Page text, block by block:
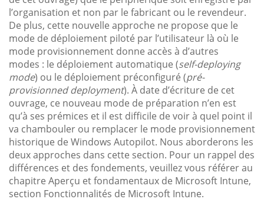
l’organisation et non par le fabricant ou le revendeur.
De plus, cette nouvelle approche ne propose que le
mode de déploiement piloté par l’utilisateur là où le
mode provisionnement donne accès à d’autres
modes : le déploiement automatique (self-deploying
mode) ou le déploiement préconfiguré (pré-
provisionned deployment). À date d’écriture de cet
ouvrage, ce nouveau mode de préparation n’en est
qu’à ses prémices et il est difficile de voir à quel point il
va chambouler ou remplacer le mode provisionnement
historique de Windows Autopilot. Nous aborderons les
deux approches dans cette section. Pour un rappel des
différences et des fondements, veuillez vous référer au
chapitre Aperçu et fondamentaux de Microsoft Intune,
section Fonctionnalités de Microsoft Intune.